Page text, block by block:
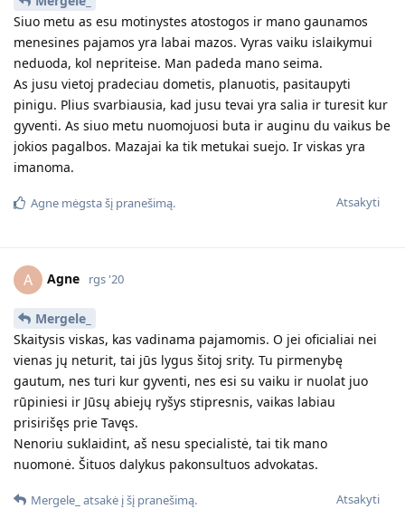
Siuo metu as esu motinystes atostogos ir mano gaunamos
menesines pajamos yra labai mazos. Vyras vaiku islaikymui
neduoda, kol nepriteise. Man padeda mano seima.
As jusu vietoj pradeciau dometis, planuotis, pasitaupyti
pinigu. Plius svarbiausia, kad jusu tevai yra salia ir turesit kur
gyventi. As siuo metu nuomojuosi buta ir auginu du vaikus be
jokios pagalbos. Mazajai ka tik metukai suejo. Ir viskas yra
imanoma.
Atsakyti
Agne mėgsta šį pranešimą.
A Agne rgs '20
Mergele_
Skaitysis viskas, kas vadinama pajamomis. O jei oficialiai nei
vienas jų neturit, tai jūs lygus šitoj srity. Tu pirmenybę
gautum, nes turi kur gyventi, nes esi su vaiku ir nuolat juo
rūpiniesi ir Jūsų abiejų ryšys stipresnis, vaikas labiau
prisirišęs prie Tavęs.
Nenoriu suklaidint, aš nesu specialistė, tai tik mano
nuomonė. Šituos dalykus pakonsultuos advokatas.
Atsakyti
Mergele_ atsakė į šį pranešimą.